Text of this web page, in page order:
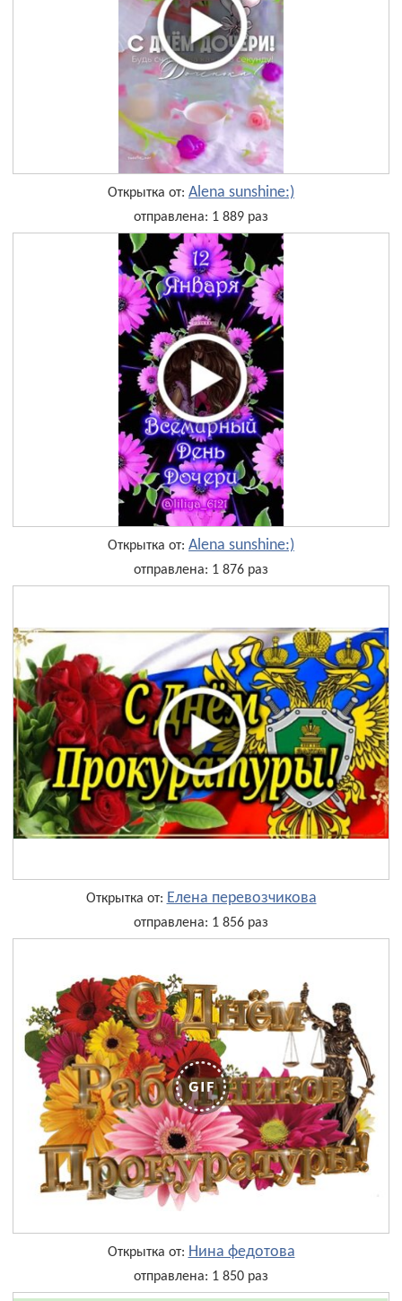
Открытка от: Alena sunshine:)
отправлена: 1 889 раз
Открытка от: Alena sunshine:)
отправлена: 1 876 раз
Открытка от: Елена перевозчикова
отправлена: 1 856 раз
Открытка от: Нина федотова
отправлена: 1 850 раз